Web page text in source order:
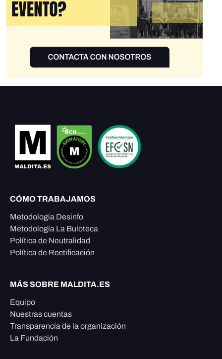
CÓMO TRABAJAMOS
Metodología Desinfo
Metodología La Buloteca
Política de Neutralidad
Política de Rectificación
MÁS SOBRE MALDITA.ES
Equipo
Nuestras cuentas
Transparencia de la organización
La Fundación